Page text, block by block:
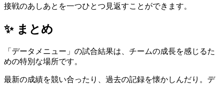
接戦のあしあとを一つひとつ見返すことができます。
✨ まとめ
「データメニュー」の試合結果は、チームの成長を感じるた
めの特別な場所です。
最新の成績を競い合ったり、過去の記録を懐かしんだり。デ